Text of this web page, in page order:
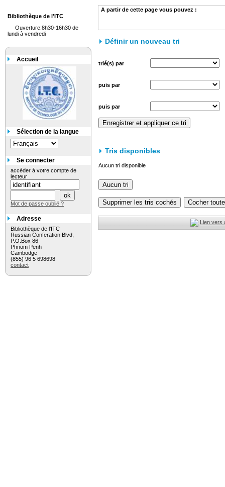
A partir de cette page vous pouvez :
Définir un nouveau tri
trié(s) par
puis par
puis par
Tris disponibles
Aucun tri disponible
Lien vers
Bibliothèque de l'ITC
Ouverture:8h30-16h30 de
lundi à vendredi
Accueil
Sélection de la langue
Se connecter
accéder à votre compte de
lecteur
Mot de passe oublié ?
Adresse
Bibliothèque de l'ITC
Russian Conferation Blvd,
P.O.Box 86
Phnom Penh
Cambodge
(855) 96 5 698698
contact